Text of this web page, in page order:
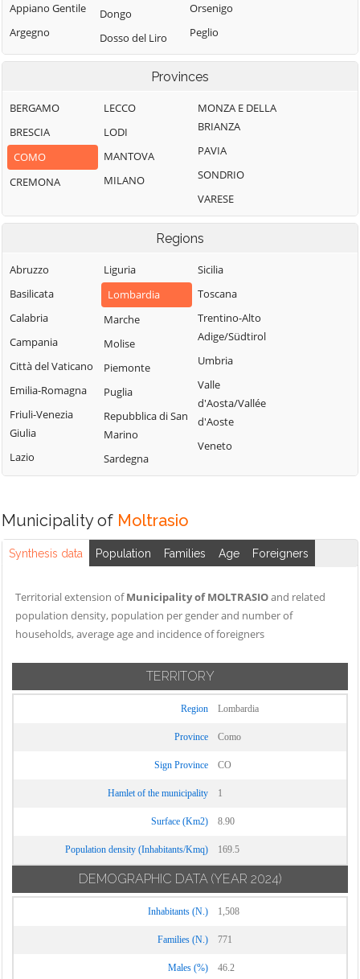
Appiano Gentile
Argegno
Arosio
Barni
Bellagio
Bene Lario
Beregazzo con
Binago
Blessagno
Blevio
Bregnano
Brenna
Brienno
Brunate
Bulgarograsso
Cabiate
Cadorago
Canzo
Intimiano
Carate Urio
Carlazzo
Cavargna
Dongo
Dosso del Liro
Erba
Faggeto Lario
Faloppio
Fenegrò
Figino Serenza
Grandate
Grandola ed Uniti
Gravedona ed
Uniti
Griante
Guanzate
Inverigo
Laglio
Laino
Lasnigo
Lezzeno
Limido Comasco
Livo
Locate Varesino
Lomazzo
Longone al
Lurago Marinone
Lurate Caccivio
Mariano
Comense
Maslianico
Orsenigo
Peglio
Pianello del Lario
Pigra
Plesio
Pognana Lario
Ponna
Ponte Lambro
Porlezza
Proserpio
Rezzago
Rodero
Rovellasca
Rovello Porro
San Nazzaro Val
Schignano
Senna Comasco
Solbiate con
Cagno
Sorico
Sormano
Stazzona
Tavernerio
Torno
Tremezzina
Uggiate con
Ronago
Val Rezzo
Valbrona
Valmorea
Valsolda
Veleso
Provinces
BERGAMO
BRESCIA
COMO
CREMONA
LECCO
LODI
MANTOVA
MILANO
MONZA E DELLA
BRIANZA
PAVIA
SONDRIO
VARESE
Regions
Abruzzo
Basilicata
Calabria
Campania
Città del Vaticano
Emilia-Romagna
Friuli-Venezia
Giulia
Lazio
Liguria
Lombardia
Marche
Molise
Piemonte
Puglia
Repubblica di San
Marino
Sardegna
Sicilia
Toscana
Trentino-Alto
Adige/Südtirol
Umbria
Valle
d'Aosta/Vallée
d'Aoste
Veneto
Municipality of Moltrasio
Synthesis data Population Families Age Foreigners
Territorial extension ofMunicipality of MOLTRASIOand related
population density, population per gender and number of
households, average age and incidence of foreigners
TERRITORY
Region Lombardia
Province Como
Sign Province CO
Hamlet of the municipality 1
Surface (Km2) 8.90
Population density (Inhabitants/Kmq) 169.5
DEMOGRAPHIC DATA (YEAR 2024)
Inhabitants (N.) 1,508
Families (N.) 771
Males (%) 46.2